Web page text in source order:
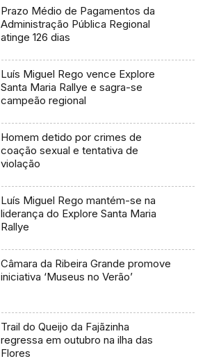
Prazo Médio de Pagamentos da
Administração Pública Regional
atinge 126 dias
Luís Miguel Rego vence Explore
Santa Maria Rallye e sagra-se
campeão regional
Homem detido por crimes de
coação sexual e tentativa de
violação
Luís Miguel Rego mantém-se na
liderança do Explore Santa Maria
Rallye
Câmara da Ribeira Grande promove
iniciativa ‘Museus no Verão’
Trail do Queijo da Fajãzinha
regressa em outubro na ilha das
Flores